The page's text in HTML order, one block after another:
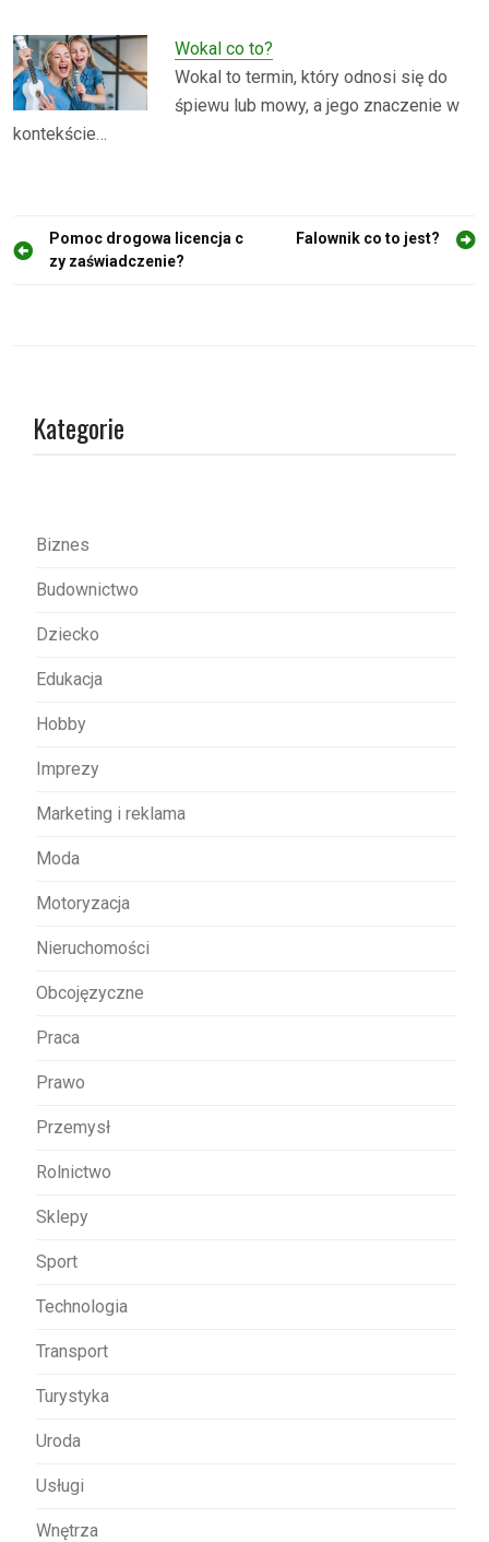
Wokal co to?
Wokal to termin, który odnosi się do
śpiewu lub mowy, a jego znaczenie w
kontekście…
N
Pomoc drogowa licencja c
zy zaświadczenie?
Falownik co to jest?
Kategorie
Biznes
Budownictwo
Dziecko
Edukacja
Hobby
Imprezy
Marketing i reklama
Moda
Motoryzacja
Nieruchomości
Obcojęzyczne
Praca
Prawo
Przemysł
Rolnictwo
Sklepy
Sport
Technologia
Transport
Turystyka
Uroda
Usługi
Wnętrza